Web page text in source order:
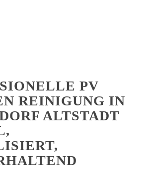
PV
REINIGUNG IN
ALTSTADT